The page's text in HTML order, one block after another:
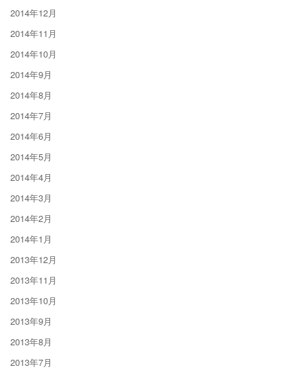
2014年12月
2014年11月
2014年10月
2014年9月
2014年8月
2014年7月
2014年6月
2014年5月
2014年4月
2014年3月
2014年2月
2014年1月
2013年12月
2013年11月
2013年10月
2013年9月
2013年8月
2013年7月